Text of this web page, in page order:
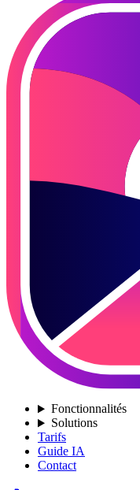
Fonctionnalités
Solutions
Tarifs
Guide IA
Contact